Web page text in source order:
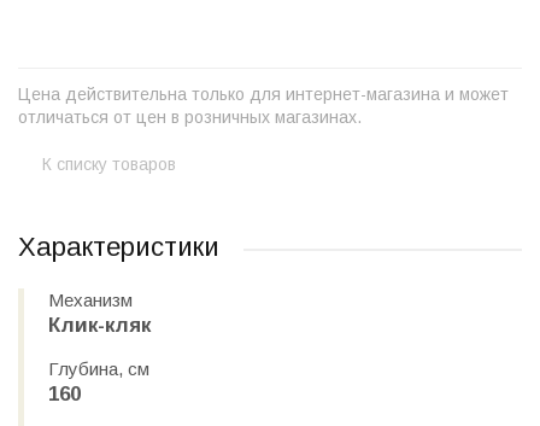
Цена действительна только для интернет-магазина и может
отличаться от цен в розничных магазинах.
К списку товаров
Характеристики
Механизм
Клик-кляк
Глубина, см
160